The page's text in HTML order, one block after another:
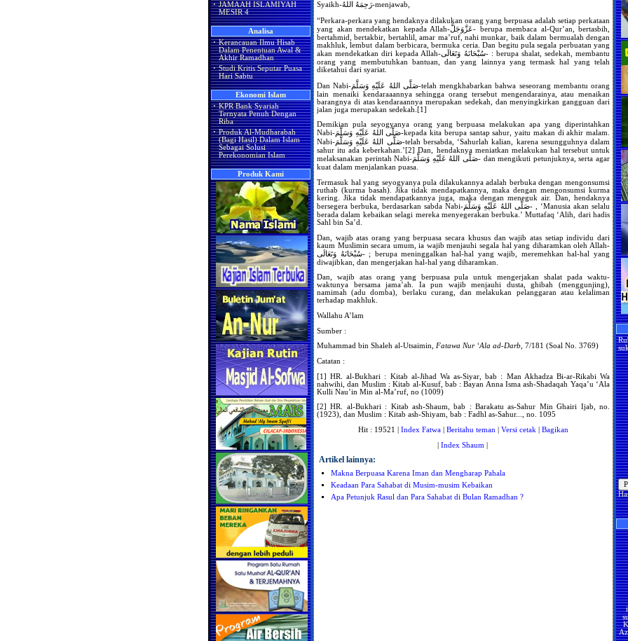
· JAMAAH ISLAMIYAH
MESIR 4
Analisa
· Kerancauan Ilmu Hisab
Dalam Penentuan Awal &
Akhir Ramadhan
· Studi Kritis Seputar Puasa
Hari Sabtu
Ekonomi Islam
· KPR Bank Syariah
Ternyata Penuh Dengan
Riba
· Produk Al-Mudharabah
(Bagi Hasil) Dalam Islam
Sebagai Solusi
Perekonomian Islam
Produk Kami
Syaikh-رَحِمَهُ اللهُ-menjawab,
“Perkara-perkara yang hendaknya dilakukan orang yang berpuasa adalah setiap perkataan
yang akan mendekatkan kepada Allah-عَزَّوَجَلَّ- berupa membaca al-Qur’an, bertasbih,
bertahmid, bertakbir, bertahlil, amar ma’ruf, nahi munkar, baik dalam bermualah dengan
makhluk, lembut dalam berbicara, bermuka ceria. Dan begitu pula segala perbuatan yang
akan mendekatkan diri kepada Allah-سُبْحَانَهُ وَتَعَالَى- : berupa shalat, sedekah, membantu
orang yang membutuhkan bantuan, dan yang lainnya yang termask hal yang telah
diketahui dari syariat.
Dan Nabi-صَلَّى اللهُ عَلَيْهِ وَسَلَّمَ-telah mengkhabarkan bahwa seseorang membantu orang
lain menaiki kendaraaannya sehingga orang tersebut mengendarainya, atau menaikan
barangnya di atas kendaraannya merupakan sedekah, dan menyingkirkan gangguan dari
jalan juga merupakan sedekah.[1]
Demikian pula seyogyanya orang yang berpuasa melakukan apa yang diperintahkan
Nabi-صَلَّى اللهُ عَلَيْهِ وَسَلَّمَ-kepada kita berupa santap sahur, yaitu makan di akhir malam.
Nabi-صَلَّى اللهُ عَلَيْهِ وَسَلَّمَ-telah bersabda, ‘Sahurlah kalian, karena sesungguhnya dalam
sahur itu ada keberkahan.’[2] Dan, hendaknya meniatkan melakukan hal tersebut untuk
melaksanakan perintah Nabi-صَلَّى اللهُ عَلَيْهِ وَسَلَّمَ- dan mengikuti petunjuknya, serta agar
kuat dalam menjalankan puasa.
Termasuk hal yang seyogyanya pula dilakukannya adalah berbuka dengan mengonsumsi
ruthab (kurma basah). Jika tidak mendapatkannya, maka dengan mengonsumsi kurma
kering. Jika tidak mendapatkannya juga, maka dengan meneguk air. Dan, hendaknya
bersegera berbuka, berdasarkan sabda Nabi-صَلَّى اللهُ عَلَيْهِ وَسَلَّمَ- , ‘Manusia akan selalu
berada dalam kebaikan selagi mereka menyegerakan berbuka.’ Muttafaq ‘Alih, dari hadis
Sahl bin Sa’d.
Dan, wajib atas orang yang berpuasa secara khusus dan wajib atas setiap individu dari
kaum Muslimin secara umum, ia wajib menjauhi segala hal yang diharamkan oleh Allah-
سُبْحَانَهُ وَتَعَالَى- ; berupa meninggalkan hal-hal yang wajib, meremehkan hal-hal yang
diwajibkan, dan mengerjakan hal-hal yang diharamkan.
Dan, wajib atas orang yang berpuasa pula untuk mengerjakan shalat pada waktu-
waktunya bersama jama’ah. Ia pun wajib menjauhi dusta, ghibah (menggunjing),
namimah (adu domba), berlaku curang, dan melakukan pelanggaran atau kelaliman
terhadap makhluk.
Wallahu A’lam
Sumber :
Muhammad bin Shaleh al-Utsaimin, Fatawa Nur ‘Ala ad-Darb , 7/181 (Soal No. 3769)
Catatan :
[1] HR. al-Bukhari : Kitab al-Jihad Wa as-Siyar, bab : Man Akhadza Bi-ar-Rikabi Wa
nahwihi, dan Muslim : Kitab al-Kusuf, bab : Bayan Anna Isma ash-Shadaqah Yaqa’u ‘Ala
Kulli Nau’in Min al-Ma’ruf, no (1009)
[2] HR. al-Bukhari : Kitab ash-Shaum, bab : Barakatu as-Sahur Min Ghairi Ijab, no.
(1923), dan Muslim : Kitab ash-Shiyam, bab : Fadhl as-Sahur..., no. 1095
Hit : 19521 | Index Fatwa Beritahu teman Versi cetak
Bagikan
Index Shaum
Artikel lainnya:
Makna Berpuasa Karena Iman dan Mengharap Pahala
Keadaan Para Sahabat di Musim-musim Kebaikan
Apa Petunjuk Rasul dan Para Sahabat di Bulan Ramadhan ?